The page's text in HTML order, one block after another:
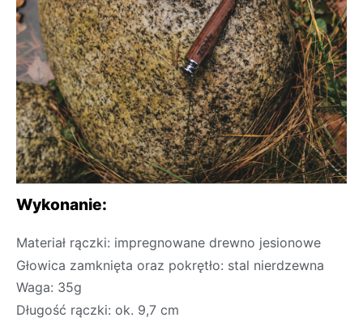
Wykonanie:
Materiał rączki: impregnowane drewno jesionowe
Głowica zamknięta oraz pokrętło: stal nierdzewna
Waga: 35g
Długość rączki: ok. 9,7 cm